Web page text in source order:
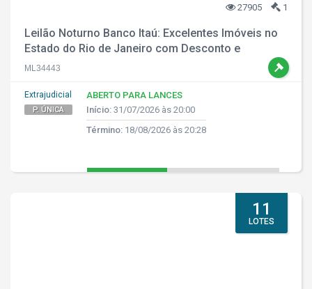
27905 1
Leilão Noturno Banco Itaú: Excelentes Imóveis no
Estado do Rio de Janeiro com Desconto e
Parcelamento!
ML34443
Extrajudicial
P. ÚNICA
ABERTO PARA LANCES
Início: 31/07/2026 às 20:00
Término: 18/08/2026 às 20:28
11
LOTES